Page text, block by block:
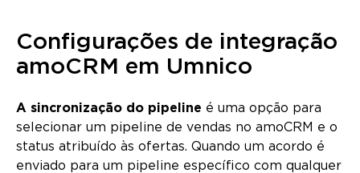
Configurações de integração
amoCRM em Umnico
A sincronização do pipeline é uma opção para
selecionar um pipeline de vendas no amoCRM e o
status atribuído às ofertas. Quando um acordo é
enviado para um pipeline específico com qualquer